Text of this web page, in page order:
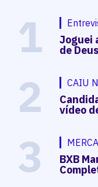
1 Joguei
de
2 CAIU
vídeo
3 BXB